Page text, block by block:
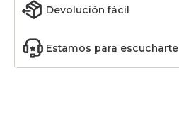
Devolución fácil
Estamos para escucharte